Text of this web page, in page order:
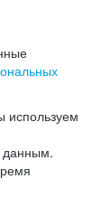
используем
данным.